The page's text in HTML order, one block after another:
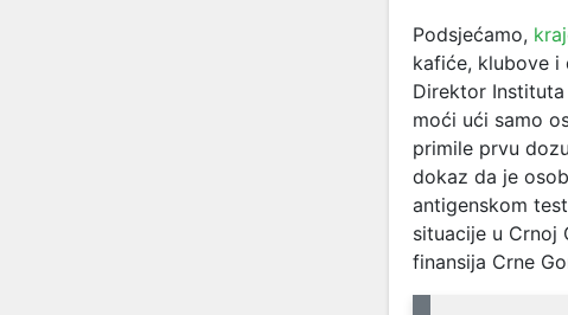
Podsjećamo,
kafiće, klubove
Direktor
moći ući samo
primile prvu
dokaz da je
antigenskom
situacije u Crnoj
finansija Crne